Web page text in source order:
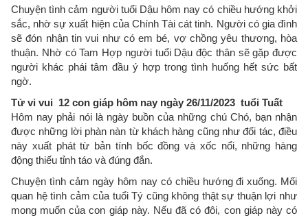
Chuyện tình cảm người tuổi Dậu hôm nay có chiều hướng khởi
sắc, nhờ sự xuất hiện của Chính Tài cát tinh. Người có gia đình
sẽ đón nhận tin vui như có em bé, vợ chồng yêu thương, hòa
thuận. Nhờ có Tam Hợp người tuổi Dậu độc thân sẽ gặp được
người khác phái tâm đầu ý hợp trong tình huống hết sức bất
ngờ.
Tử vi vui 12 con giáp hôm nay ngày 26/11/2023 tuổi Tuất
Hôm nay phải nói là ngày buồn của những chú Chó, bạn nhận
được những lời phàn nàn từ khách hàng cũng như đối tác, điều
này xuất phát từ bản tính bốc đồng và xốc nổi, những hàng
động thiếu tỉnh táo và đúng đắn.
Chuyện tình cảm ngày hôm nay có chiều hướng đi xuống. Mối
quan hệ tình cảm của tuổi Tý cũng không thật sự thuận lợi như
mong muốn của con giáp này. Nếu đã có đôi, con giáp này có